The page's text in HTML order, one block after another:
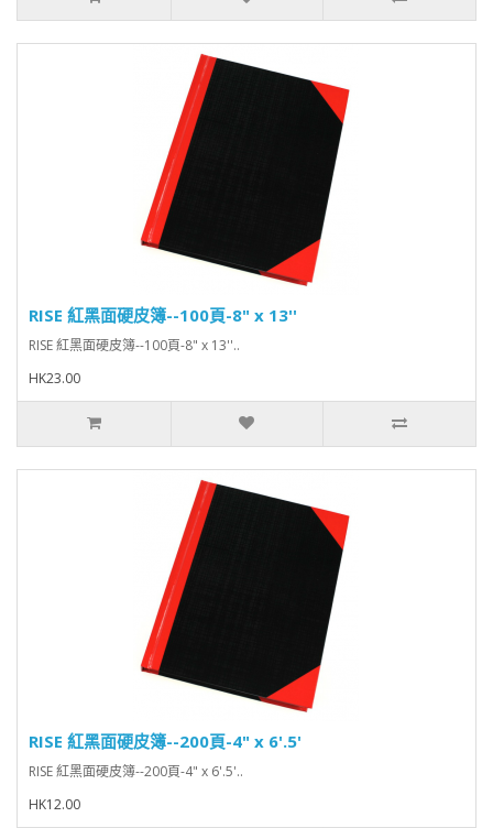
RISE 紅黑面硬皮簿--100頁-8" x 13''
RISE 紅黑面硬皮簿--100頁-8" x 13'' ..
HK23.00
RISE 紅黑面硬皮簿--200頁-4" x 6'.5'
RISE 紅黑面硬皮簿--200頁-4" x 6'.5'..
HK12.00